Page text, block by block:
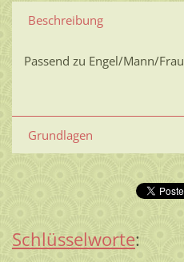
Beschreibung
Passend zu Engel/Mann/Frau
Grundlagen
Schlüsselworte: